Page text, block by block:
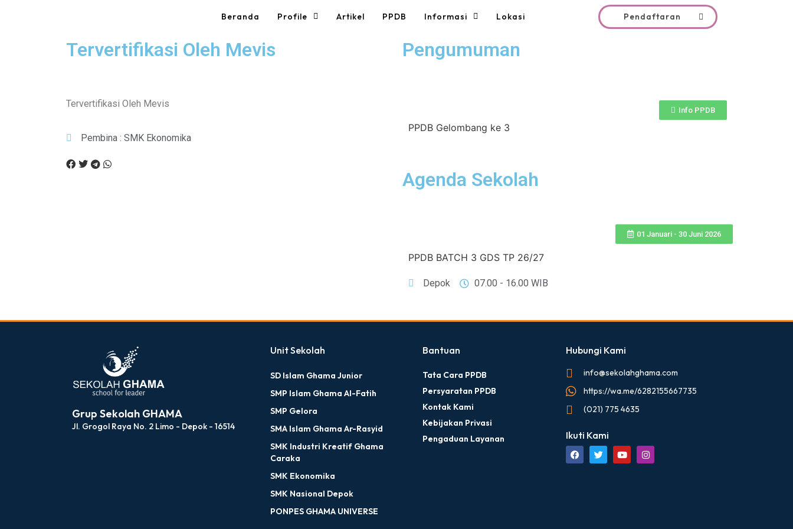
Beranda Profile Artikel PPDB Informasi Lokasi Pendaftaran
Tervertifikasi Oleh Mevis
Tervertifikasi Oleh Mevis
Pembina : SMK Ekonomika
Pengumuman
Info PPDB
PPDB Gelombang ke 3
Agenda Sekolah
01 Januari - 30 Juni 2026
PPDB BATCH 3 GDS TP 26/27
Depok 07.00 - 16.00 WIB
Grup Sekolah GHAMA
Jl. Grogol Raya No. 2 Limo - Depok - 16514
Unit Sekolah
SD Islam Ghama Junior
SMP Islam Ghama Al-Fatih
SMP Gelora
SMA Islam Ghama Ar-Rasyid
SMK Industri Kreatif Ghama
Caraka
SMK Ekonomika
SMK Nasional Depok
PONPES GHAMA UNIVERSE
Bantuan
Tata Cara PPDB
Persyaratan PPDB
Kontak Kami
Kebijakan Privasi
Pengaduan Layanan
Hubungi Kami
info@sekolahghama.com
https://wa.me/6282155667735
(021) 775 4635
Ikuti Kami